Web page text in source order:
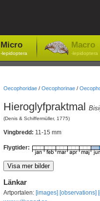
Micro
-lepidoptera
Macro
-lepidoptera
Oecophoridae/ Oecophorinae/
Hieroglyfpraktmal
(Denis & Schiffermüller, 1775)
Vingbredd: 11-15 mm
Flygtider:
Länkar
Artportalen: [images] [observations]